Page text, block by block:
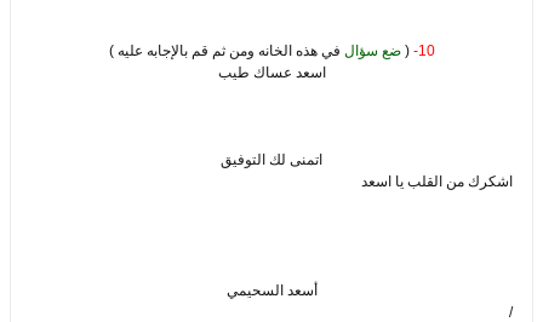
10-
(ضع سؤال في هذه الخانه ومن ثم قم بالإجابه عليه )
اسعد عساك طيب
اتمنى لك التوفيق
اشكرك من القلب يا اسعد
أسعد السحيمي
/